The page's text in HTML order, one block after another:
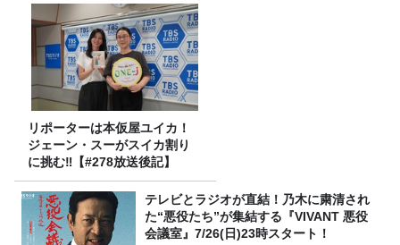
リポーターは本仮屋ユイカ！
ジェーン・スーがスイカ割り
に挑む‼【#278放送後記】
テレビとラジオが直結！乃木に粛清され
た“悪役たち”が集結する『VIVANT 悪役
会議室』7/26(日)23時スタート！